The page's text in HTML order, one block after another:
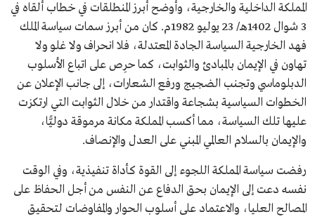
المملكة الداخلية والخارجية، وأوضح أبرز المنطلقات في خطاب ألقاه في
3 شوال 1402هـ/ 23 يوليو 1982م. كان من أبرز سمات سياسة الملك
فهد الخارجية السياسة الجادة المعتدلة، فلا انحراف ولا غلو ولا
تهاون في الإيمان بالمبادئ والثوابت، كما حرِص على اتباع الأسلوب
الدبلوماسي وتجنب الضجيج ورفع الشعارات، إلى جانب الإعلان عن
الخطوات السياسية بشجاعة واقتدار من خلال الثوابت التي ارتكزت
عليها تلك السياسة، مما أكسب المملكة مكانة مرموقة دوليًّا،
والإيمان بالسلام العالمي المبني على العدل والإنصاف.
رفضت سياسة المملكة اللجوء إلى القوة كأداة تنفيذية، وفي الوقت
نفسه دعت إلى الإيمان بحق الدفاع عن النفس من أجل الحفاظ على
المصالح العليا، والاعتماد على أسلوب الحوار والمفاوضات لتحقيق